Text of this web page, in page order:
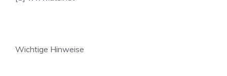
Wichtige Hinweise